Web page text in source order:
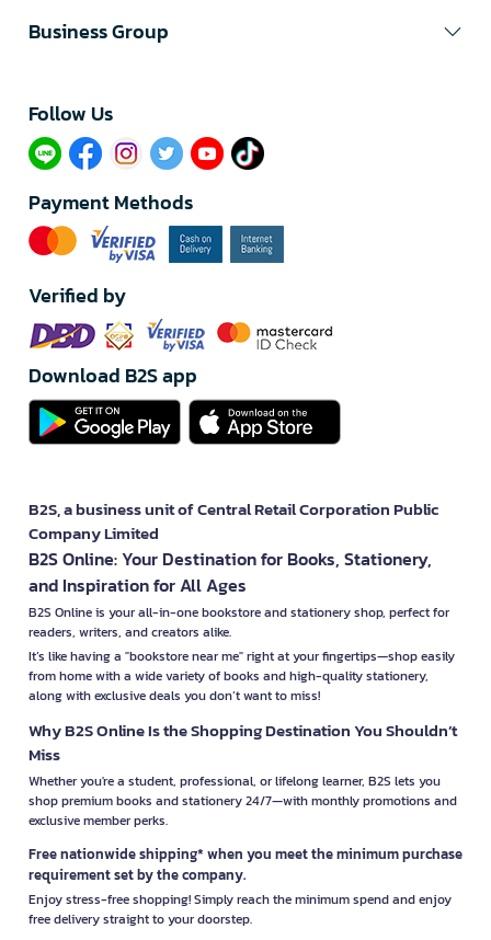
Business Group
Follow Us​
Payment Methods
Verified by
Download B2S app
B2S, a business unit of Central Retail Corporation Public
Company Limited
B2S Online: Your Destination for Books, Stationery,
and Inspiration for All Ages
B2S Online is your all-in-one bookstore and stationery shop, perfect for
readers, writers, and creators alike.
It’s like having a "bookstore near me" right at your fingertips—shop easily
from home with a wide variety of books and high-quality stationery,
along with exclusive deals you don’t want to miss!
Why B2S Online Is the Shopping Destination You Shouldn’t
Miss
Whether you're a student, professional, or lifelong learner, B2S lets you
shop premium books and stationery 24/7—with monthly promotions and
exclusive member perks.
Free nationwide shipping* when you meet the minimum purchase
requirement set by the company.
Enjoy stress-free shopping! Simply reach the minimum spend and enjoy
free delivery straight to your doorstep.